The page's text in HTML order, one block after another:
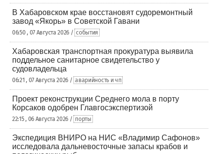
В Хабаровском крае восстановят судоремонтный
завод «Якорь» в Советской Гавани
06:50 , 07 Августа 2026 / события
Хабаровская транспортная прокуратура выявила
поддельное санитарное свидетельство у
судовладельца
06:21 , 07 Августа 2026 / аварийность и чп
Проект реконструкции Среднего мола в порту
Корсаков одобрен Главгосэкспертизой
22:15 , 06 Августа 2026 / порты
Экспедиция ВНИРО на НИС «Владимир Сафонов»
исследовала дальневосточные запасы крабов и